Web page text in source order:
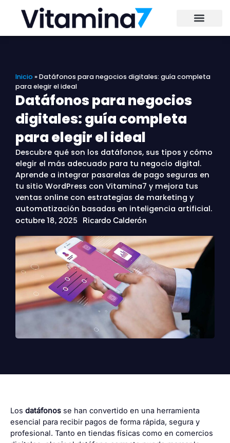
contenido
Inicio »Datáfonos para negocios digitales: guía completa
para elegir el ideal
Datáfonos para negocios
digitales: guía completa
para elegir el ideal
Descubre qué son los datáfonos, sus tipos y cómo
elegir el más adecuado para tu negocio digital.
Aprende a integrar pasarelas de pago seguras en
tu sitio WordPress con Vitamina7 y mejora tus
ventas online con estrategias de marketing y
automatización basadas en inteligencia artificial.
octubre 18, 2025 Ricardo Calderón
Los datáfonos se han convertido en una herramienta
esencial para recibir pagos de forma rápida, segura y
profesional. Tanto en tiendas físicas como en comercios